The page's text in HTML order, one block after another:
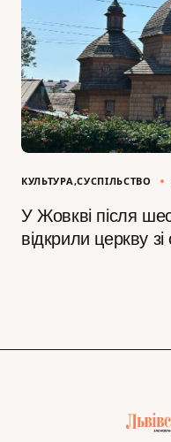
КУЛЬТУРА СУСПІЛЬСТВО
У Жовкві після
відкрили церкву